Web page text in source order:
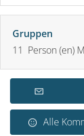
Gruppen
11 Person (en)
Alle